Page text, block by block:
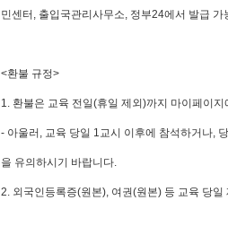
민센터, 출입국관리사무소, 정부24에서 발급 가
<환불 규정>
1. 환불은 교육 전일(휴일 제외)까지 마이페이
- 아울러, 교육 당일 1교시 이후에 참석하거나,
을 유의하시기 바랍니다.
2. 외국인등록증(원본), 여권(원본) 등 교육 당